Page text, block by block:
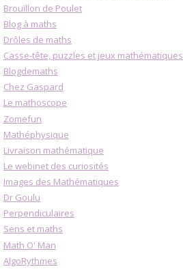
Brouillon de Poulet
Blog à maths
Drôles de maths
Casse-tête, puzzles et jeux mathématiques
Blogdemaths
Chez Gaspard
Le mathoscope
Zomefun
Mathéphysique
Livraison mathématique
Le webinet des curiosités
Images des Mathématiques
Dr Goulu
Perpendiculaires
Sens et maths
Math O' Man
AlgoRythmes